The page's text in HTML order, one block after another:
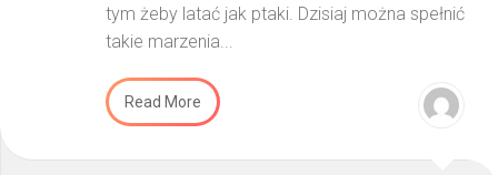
tym żeby latać jak ptaki. Dzisiaj można spełnić
takie marzenia...
Read More